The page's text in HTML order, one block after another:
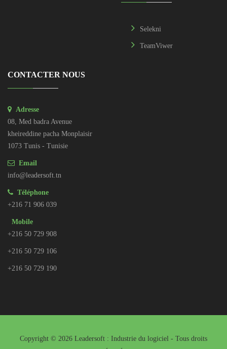
Selekni
TeamViwer
CONTACTER NOUS
Adresse
08, Med badra Avenue
kheireddine pacha Monplaisir
1073 Tunis - Tunisie
Email
info@leadersoft.tn
Téléphone
+216 71 906 039
Mobile
+216 50 729 908
+216 50 729 106
+216 50 729 190
Copyright © 2026 Leadersoft : Industrie du logiciel - Tous droits